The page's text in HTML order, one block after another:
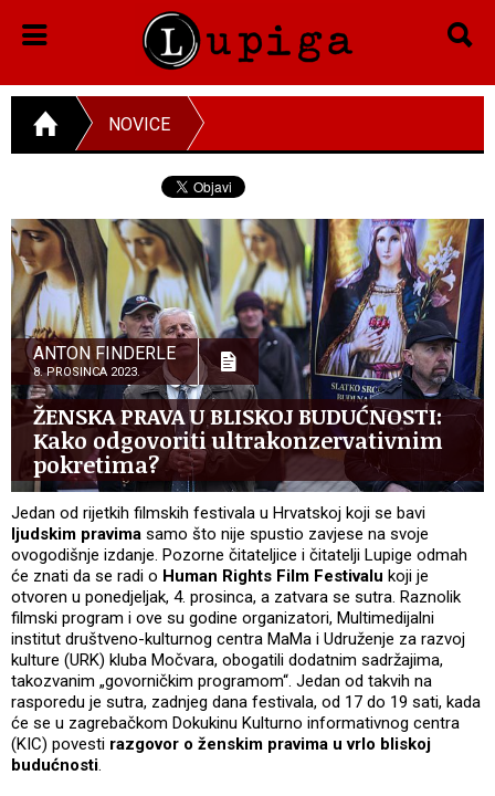
NOVICE
ANTON FINDERLE
8. PROSINCA 2023.
ŽENSKA PRAVA U BLISKOJ BUDUĆNOSTI:
Kako odgovoriti ultrakonzervativnim
pokretima?
Jedan od rijetkih filmskih festivala u Hrvatskoj koji se bavi
ljudskim pravima samo što nije spustio zavjese na svoje
ovogodišnje izdanje. Pozorne čitateljice i čitatelji Lupige odmah
će znati da se radi o Human Rights Film Festivalu koji je
otvoren u ponedjeljak, 4. prosinca, a zatvara se sutra. Raznolik
filmski program i ove su godine organizatori, Multimedijalni
institut društveno-kulturnog centra MaMa i Udruženje za razvoj
kulture (URK) kluba Močvara, obogatili dodatnim sadržajima,
takozvanim „govorničkim programom“. Jedan od takvih na
rasporedu je sutra, zadnjeg dana festivala, od 17 do 19 sati, kada
će se u zagrebačkom Dokukinu Kulturno informativnog centra
(KIC) povesti razgovor o ženskim pravima u vrlo bliskoj
budućnosti.